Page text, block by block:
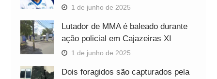
1 de junho de 2025
Lutador de MMA é baleado durante
ação policial em Cajazeiras XI
1 de junho de 2025
Dois foragidos são capturados pela